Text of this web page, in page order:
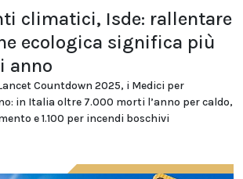
climatici, Isde: rallentare
ecologica significa più
anno
Countdown 2025, i Medici per
in Italia oltre 7.000 morti l’anno per caldo,
e 1.100 per incendi boschivi